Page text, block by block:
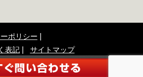
ポリシー
表記
サイトマップ
販促アンケート広告作成アドバイザー協会